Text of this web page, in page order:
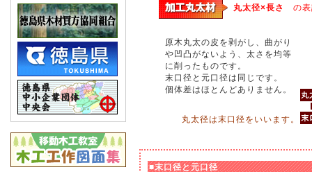
丸太径×長さ の表
原木丸太の皮を剥がし、曲がり
や凹凸がないよう、太さを均等
に削ったものです。
末口径と元口径は同じです。
個体差はほとんどありません。
丸太径は末口径をいいます。
■末口径と元口径